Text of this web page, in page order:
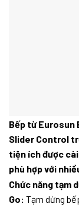
Bếp từ Eurosun
Slider Control
tiện ích được
phù hợp với
Chức năng tạm
Go: Tạm dừng